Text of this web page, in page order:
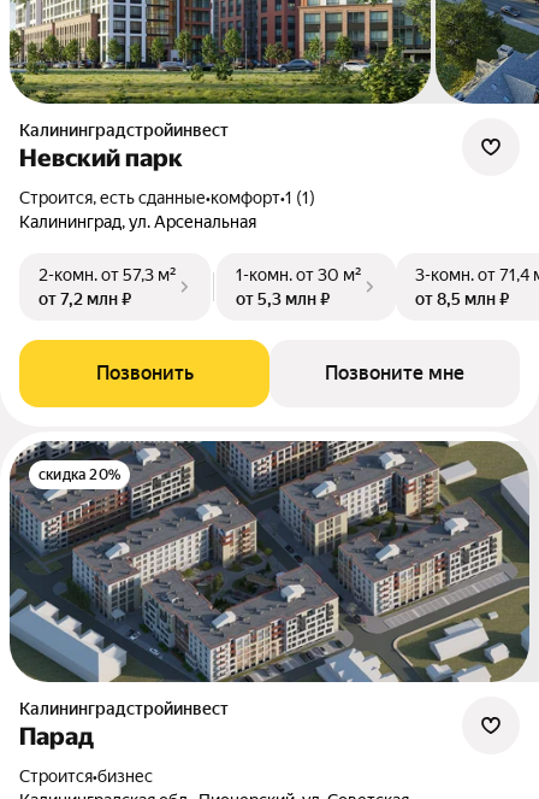
Калининградстройинвест
Невский парк
Строится, есть сданные•комфорт•1 (1)
Калининград, ул. Арсенальная
2-комн.от 57,3 м²
от 7,2 млн ₽
1-комн.от 30 м²
от 5,3 млн ₽
3-комн.от 71,4
от 8,5 млн ₽
Позвонить Позвоните мне
скидка 20%
Калининградстройинвест
Парад
Строится•бизнес